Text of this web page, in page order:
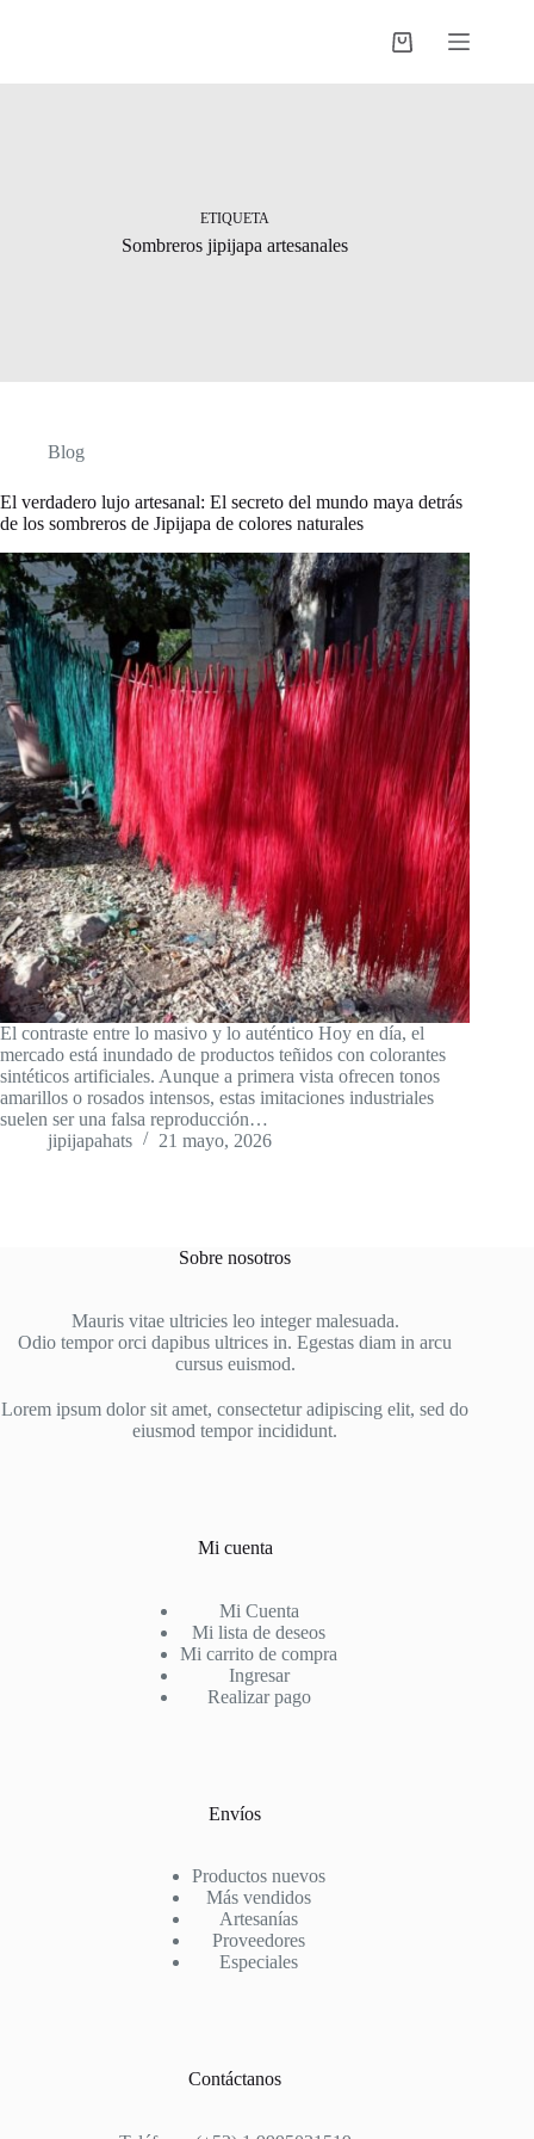
Shopping
ETIQUETA
Sombreros jipijapa artesanales
Blog
El verdadero lujo artesanal: El secreto del mundo maya detrás
de los sombreros de Jipijapa de colores naturales
El contraste entre lo masivo y lo auténtico Hoy en día, el
mercado está inundado de productos teñidos con colorantes
sintéticos artificiales. Aunque a primera vista ofrecen tonos
amarillos o rosados intensos, estas imitaciones industriales
suelen ser una falsa reproducción…
jipijapahats
21 mayo, 2026
Sobre nosotros
Mauris vitae ultricies leo integer malesuada.
Odio tempor orci dapibus ultrices in. Egestas diam in arcu
cursus euismod.
Lorem ipsum dolor sit amet, consectetur adipiscing elit, sed do
eiusmod tempor incididunt.
Mi cuenta
Mi Cuenta
Mi lista de deseos
Mi carrito de compra
Ingresar
Realizar pago
Envíos
Productos nuevos
Más vendidos
Artesanías
Proveedores
Especiales
Contáctanos